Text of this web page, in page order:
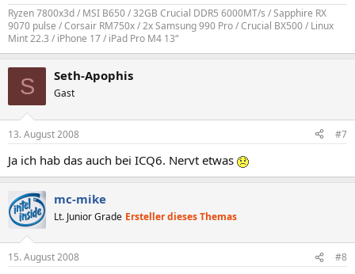
Ryzen 7800x3d / MSI B650 / 32GB Crucial DDR5 6000MT/s / Sapphire RX
9070 pulse / Corsair RM750x / 2x Samsung 990 Pro / Crucial BX500 / Linux
Mint 22.3 / iPhone 17 / iPad Pro M4 13“
S Seth-Apophis
Gast
13. August 2008 #7
Ja ich hab das auch bei ICQ6. Nervt etwas
mc-mike
Lt. Junior Grade Ersteller dieses Themas
15. August 2008 #8